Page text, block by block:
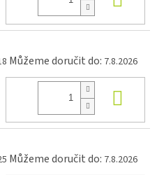
Můžeme doručit do: 7.8.2026
Můžeme doručit do: 7.8.2026